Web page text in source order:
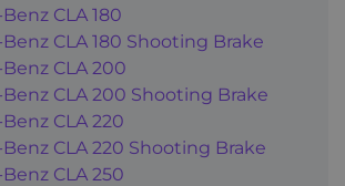
CLA 180
CLA 180 Shooting Brake
CLA 200
CLA 200 Shooting Brake
CLA 220
CLA 220 Shooting Brake
CLA 250